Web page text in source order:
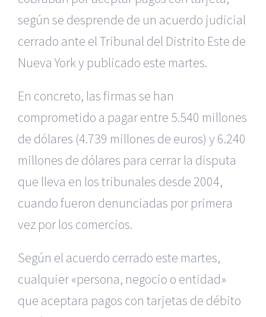
según se desprende de un acuerdo judicial
cerrado ante el Tribunal del Distrito Este de
Nueva York y publicado este martes.
En concreto, las firmas se han
comprometido a pagar entre 5.540 millones
de dólares (4.739 millones de euros) y 6.240
millones de dólares para cerrar la disputa
que lleva en los tribunales desde 2004,
cuandofueron denunciadas por primera
vez por los comercios.
Según el acuerdo cerrado este martes,
cualquier «persona, negocio o entidad»
que aceptara pagos con tarjetas de débito